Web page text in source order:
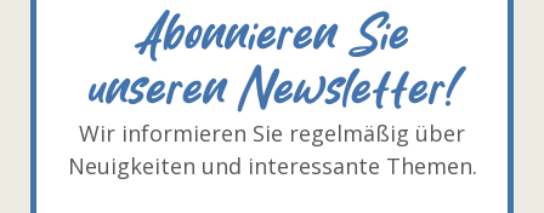
Abonnieren Sie
unseren Newsletter!
Wir informieren Sie regelmäßig über
Neuigkeiten und interessante Themen.